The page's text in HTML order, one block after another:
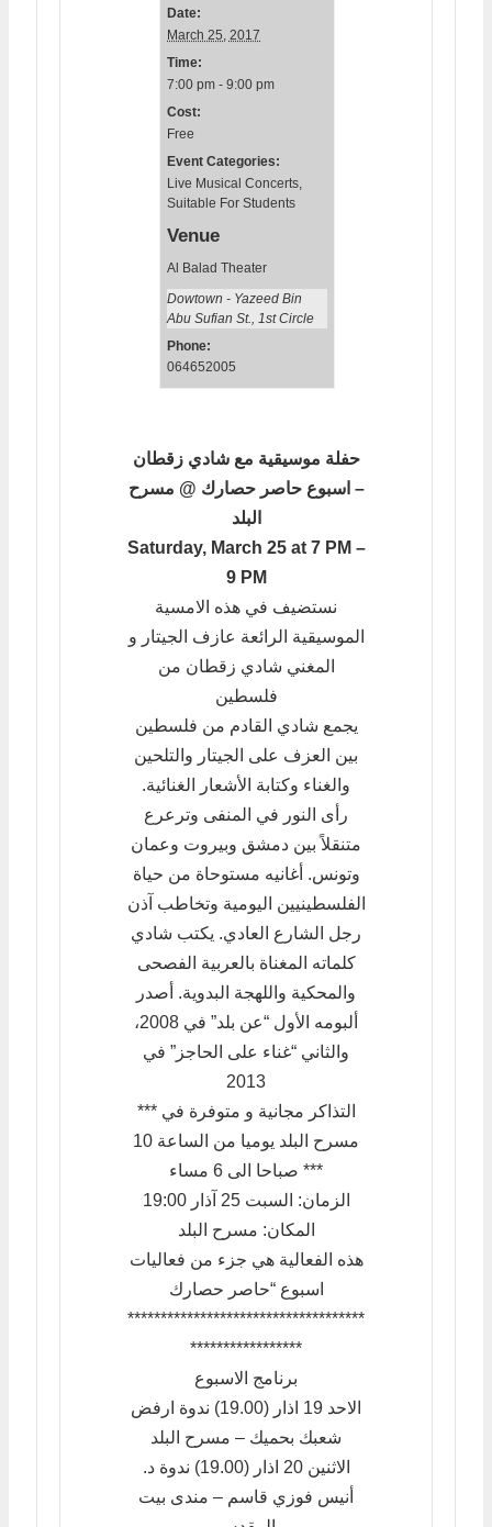
Date:
March 25, 2017
Time:
7:00 pm - 9:00 pm
Cost:
Free
Event Categories:
Live Musical Concerts
Suitable For Students
Venue
Al Balad Theater
Dowtown - Yazeed Bin
Abu Sufian St., 1st Circle
Phone:
064652005
حفلة موسيقية مع شادي زقطان
– اسبوع حاصر حصارك @ مسرح
البلد
Saturday, March 25 at 7 PM –
9 PM
نستضيف في هذه الامسية
الموسيقية الرائعة عازف الجيتار و
المغني شادي زقطان من
فلسطين
يجمع شادي القادم من فلسطين
بين العزف على الجيتار والتلحين
والغناء وكتابة الأشعار الغنائية.
رأى النور في المنفى وترعرع
متنقلاً بين دمشق وبيروت وعمان
وتونس. أغانيه مستوحاة من حياة
الفلسطينيين اليومية وتخاطب آذن
رجل الشارع العادي. يكتب شادي
كلماته المغناة بالعربية الفصحى
والمحكية واللهجة البدوية. أصدر
ألبومه الأول “عن بلد” في 2008،
والثاني “غناء على الحاجز” في
2013
*** التذاكر مجانية و متوفرة في
مسرح البلد يوميا من الساعة 10
صباحا الى 6 مساء ***
الزمان: السبت 25 آذار 19:00
المكان: مسرح البلد
هذه الفعالية هي جزء من فعاليات
اسبوع “حاصر حصارك
************************************
*****************
برنامج الاسبوع
الاحد 19 اذار (19.00) ندوة ارفض
شعبك بحميك – مسرح البلد
الاثنين 20 اذار (19.00) ندوة د.
أنيس فوزي قاسم – مندى بيت